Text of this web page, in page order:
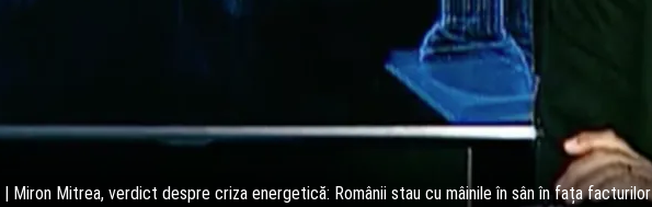
Miron Mitrea, verdict despre criza energetică: Românii stau cu mâinile în sân în fața facturilor